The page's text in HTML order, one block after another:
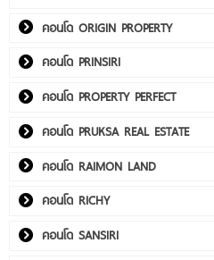
คอนโด ORIGIN PROPERTY
คอนโด PRINSIRI
คอนโด PROPERTY PERFECT
คอนโด PRUKSA REAL ESTATE
คอนโด RAIMON LAND
คอนโด RICHY
คอนโด SANSIRI